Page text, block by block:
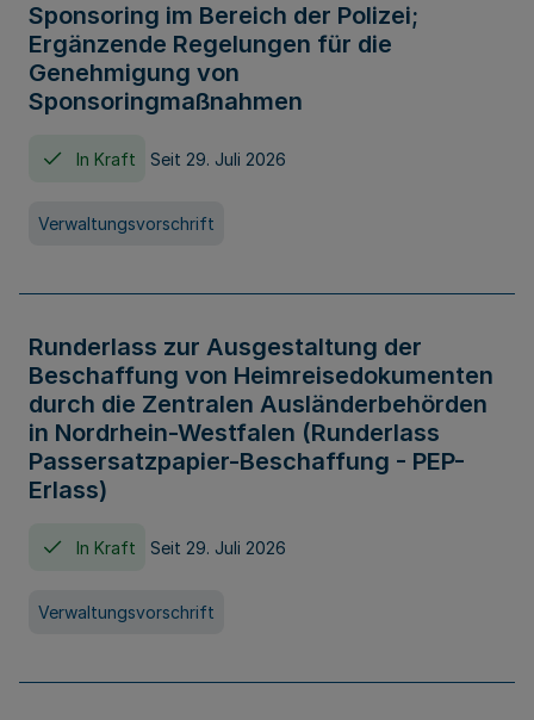
Sponsoring im Bereich der Polizei;
Ergänzende Regelungen für die
Genehmigung von
Sponsoringmaßnahmen
In Kraft Seit 29. Juli 2026
Verwaltungsvorschrift
Runderlass zur Ausgestaltung der
Beschaffung von Heimreisedokumenten
durch die Zentralen Ausländerbehörden
in Nordrhein-Westfalen (Runderlass
Passersatzpapier-Beschaffung - PEP-
Erlass)
In Kraft Seit 29. Juli 2026
Verwaltungsvorschrift